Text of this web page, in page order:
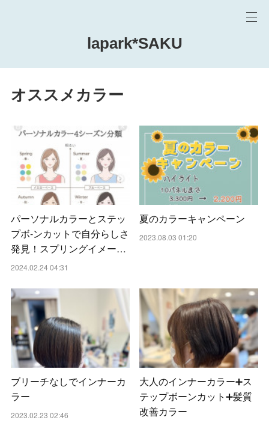
lapark*SAKU
オススメカラー
パーソナルカラーとステッ
プボ-ンカットで自分らしさ
発見！スプリングイメー…
2024.02.24 04:31
夏のカラーキャンペーン
2023.08.03 01:20
ブリーチなしでインナーカ
ラー
2023.02.23 02:46
大人のインナーカラー➕ス
テップボーンカット➕髪質
改善カラー